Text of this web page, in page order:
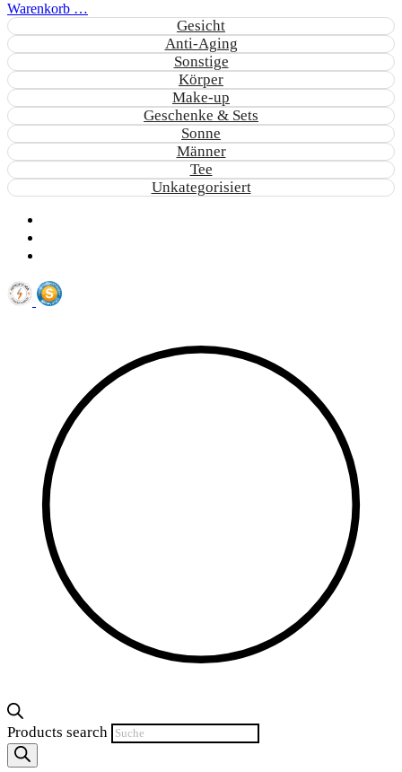
Warenkorb …
Gesicht
Anti-Aging
Sonstige
Körper
Make-up
Geschenke & Sets
Sonne
Männer
Tee
Unkategorisiert
Products search